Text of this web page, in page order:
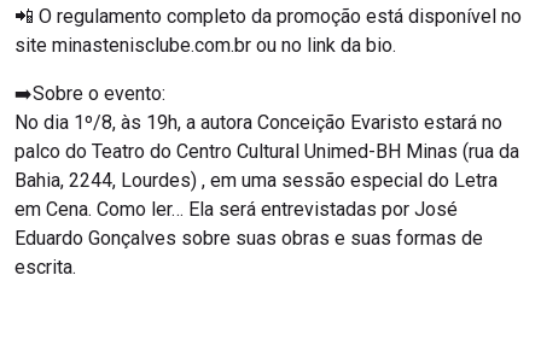
📲 O regulamento completo da promoção está disponível no
site minastenisclube.com.br ou no link da bio.
➡️Sobre o evento:
No dia 1º/8, às 19h, a autora Conceição Evaristo estará no
palco do Teatro do Centro Cultural Unimed-BH Minas (rua da
Bahia, 2244, Lourdes) , em uma sessão especial do Letra
em Cena. Como ler… Ela será entrevistadas por José
Eduardo Gonçalves sobre suas obras e suas formas de
escrita.